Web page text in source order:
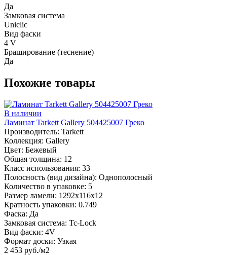
Да
Замковая система
Uniclic
Вид фаски
4 V
Браширование (теснение)
Да
Похожие товары
В наличии
Ламинат Tarkett Gallery 504425007 Греко
Производитель: Tarkett
Коллекция: Gallery
Цвет: Бежевый
Общая толщина: 12
Класс использования: 33
Полосность (вид дизайна): Однополосный
Количество в упаковке: 5
Размер ламели: 1292х116х12
Кратность упаковки: 0.749
Фаска: Да
Замковая система: Tc-Lock
Вид фаски: 4V
Формат доски: Узкая
2 453 руб./м2